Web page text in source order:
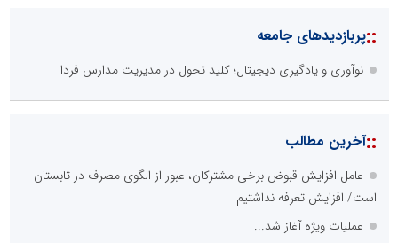
::پربازدیدهای جامعه
نوآوری و یادگیری دیجیتال؛ کلید تحول در مدیریت مدارس فردا
::آخرین مطالب
عامل افزایش قبوض برخی مشترکان، عبور از الگوی مصرف در تابستان
است/ افزایش تعرفه نداشتیم
عملیات ویژه آغاز شد...